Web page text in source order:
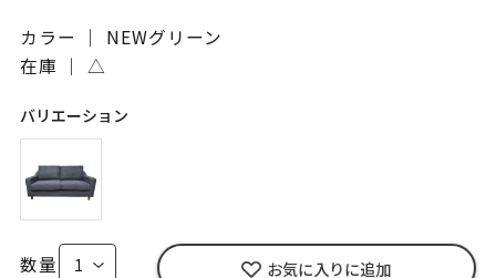
カラー ｜ NEWグリーン
在庫 ｜ △
バリエーション
数量 お気に入りに追加